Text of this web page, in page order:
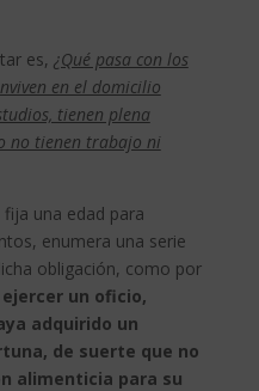
es, ¿Qué pasa con los
en el domicilio
tienen plena
no tienen trabajo ni
una edad para
enumera una serie
obligación, como por
un oficio,
adquirido un
de suerte que no
alimenticia para su